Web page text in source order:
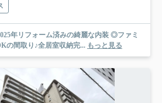
年リフォーム済みの綺麗な内装 ◎ファミ
の間取り♪全居室収納完... もっと見る